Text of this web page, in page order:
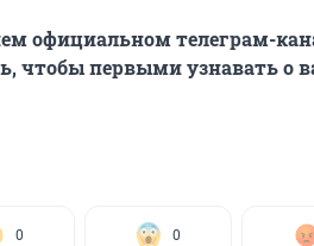
официальном телеграм-
чтобы первыми узнавать о
0 0